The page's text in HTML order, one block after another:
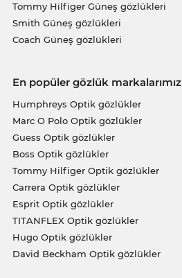
Tommy Hilfiger Güneş gözlükleri
Smith Güneş gözlükleri
Coach Güneş gözlükleri
En popüler gözlük markalarımız
Humphreys Optik gözlükler
Marc O Polo Optik gözlükler
Guess Optik gözlükler
Boss Optik gözlükler
Tommy Hilfiger Optik gözlükler
Carrera Optik gözlükler
Esprit Optik gözlükler
TITANFLEX Optik gözlükler
Hugo Optik gözlükler
David Beckham Optik gözlükler